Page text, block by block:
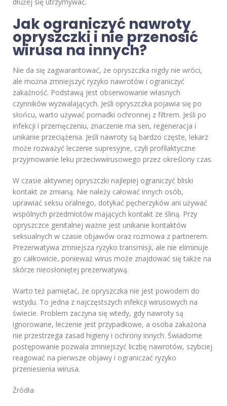
Jak ograniczyć nawroty
opryszczki i nie przenosić
wirusa na innych?
Nie da się zagwarantować, że opryszczka nigdy nie wróci,
ale można zmniejszyć ryzyko nawrotów i ograniczyć
zakaźność. Podstawą jest obserwowanie własnych
czynników wyzwalających. Jeśli opryszczka pojawia się po
słońcu, warto używać pomadki ochronnej z filtrem. Jeśli po
infekcji i przemęczeniu, znaczenie ma sen, regeneracja i
unikanie przeciążenia. Jeśli nawroty są bardzo częste, lekarz
może rozważyć leczenie supresyjne, czyli profilaktyczne
przyjmowanie leku przeciwwirusowego przez określony czas.
W czasie aktywnej opryszczki najlepiej ograniczyć bliski
kontakt ze zmianą. Nie należy całować innych osób,
uprawiać seksu oralnego, dotykać pęcherzyków ani używać
wspólnych przedmiotów mających kontakt ze śliną. Przy
opryszczce genitalnej ważne jest unikanie kontaktów
seksualnych w czasie objawów oraz rozmowa z partnerem.
Prezerwatywa zmniejsza ryzyko transmisji, ale nie eliminuje
go całkowicie, ponieważ wirus może znajdować się także na
skórze nieosłoniętej prezerwatywą.
Warto też pamiętać, że opryszczka nie jest powodem do
wstydu. To jedna z najczęstszych infekcji wirusowych na
świecie. Problem zaczyna się wtedy, gdy nawroty są
ignorowane, leczenie jest przypadkowe, a osoba zakażona
nie przestrzega zasad higieny i ochrony innych. Świadome
postępowanie pozwala zmniejszyć liczbę nawrotów, szybciej
reagować na pierwsze objawy i ograniczać ryzyko
przeniesienia wirusa.
Źródła